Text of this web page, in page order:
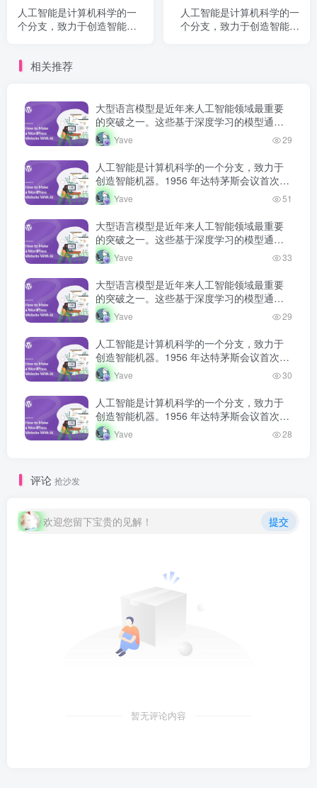
人工智能是计算机科学的一
个分支，致力于创造智能机
经历多次发展高潮和低谷，
人工智能是计算机科学的一
个分支，致力于创造智能机
相关推荐
大型语言模型是近年来人工智能领域最重要
的突破之一。这些基于深度学习的模型通过
海量文本数据的预训练，获得了强大的语言
理解和生成能力，正在深刻改变人机交互的
方式。
Yave 29
人工智能是计算机科学的一个分支，致力于
创造智能机器。1956 年达特茅斯会议首次提
出人工智能概念，此后经历多次发展高潮和
低谷，如今深度学习技术将 AI 推…
Yave 51
大型语言模型是近年来人工智能领域最重要
的突破之一。这些基于深度学习的模型通过
海量文本数据的预训练，获得了强大的语言
理解和生成能力，正在深刻改变人机交互的
方式。
Yave 33
大型语言模型是近年来人工智能领域最重要
的突破之一。这些基于深度学习的模型通过
海量文本数据的预训练，获得了强大的语言
理解和生成能力，正在深刻改变人机交互的
方式。
Yave 29
人工智能是计算机科学的一个分支，致力于
创造智能机器。1956 年达特茅斯会议首次提
出人工智能概念，此后经历多次发展高潮和
低谷，如今深度学习技术将 AI 推…
Yave 30
人工智能是计算机科学的一个分支，致力于
创造智能机器。1956 年达特茅斯会议首次提
出人工智能概念，此后经历多次发展高潮和
低谷，如今深度学习技术将 AI 推…
Yave 28
评论 抢沙发
欢迎您留下宝贵的见解！ 提交
暂无评论内容